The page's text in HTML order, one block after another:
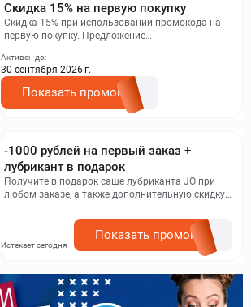
Скидка 15% на первую покупку
Скидка 15% при использовании промокода на
первую покупку. Предложение
ограниченный ассортимент товаров,
представленных на странице акции
Активен до:
30 сентября 2026 г.
Показать промокод
-1000 рублей на первый заказ +
лубрикант в подарок
Получите в подарок саше лубриканта JO при
любом заказе, а также дополнительную скидку
рублей. Данная акция не может сочетаться с
другими предложениями и действительна
только для новых клиентов
Истекает сегодня
Показать промокод